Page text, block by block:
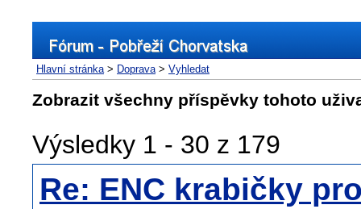
Hlavní stránka> Doprava> Vyhledat
Zobrazit všechny příspěvky tohoto
Výsledky 1 - 30 z 179
Re: ENC krabičky